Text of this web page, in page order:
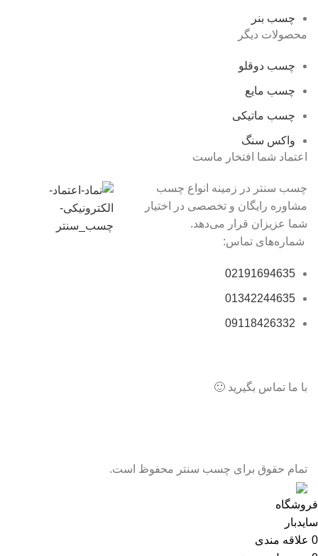
چسب بنر
محصولات دیگر
چسب دوقلو
چسب مایع
چسب ماتیکی
واکس سنگ
اعتماد شما افتخار ماست
چسب سنتر در زمینه انواع چسب
مشاوره رایگان و تخصصی در اختیار
شما عزیزان قرار می‌دهد.
شماره‌های تماس:
02191694635
01342244635
09118426332
با ما تماس بگیرید 🙂
تمام حقوق برای چسب سنتر محفوظ است.
فروشگاه
سایدبار
0 علاقه مندی